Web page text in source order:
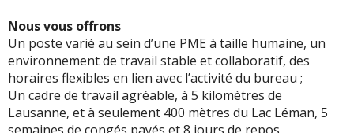
Nous vous offrons
Un poste varié au sein d’une PME à taille humaine, un
environnement de travail stable et collaboratif, des
horaires flexibles en lien avec l’activité du bureau ;
Un cadre de travail agréable, à 5 kilomètres de
Lausanne, et à seulement 400 mètres du Lac Léman, 5